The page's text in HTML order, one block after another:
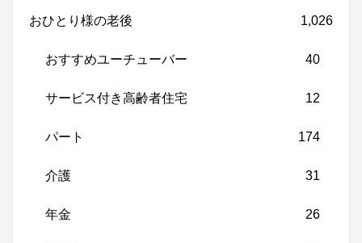
おひとり様の老後 1,026
おすすめユーチューバー 40
サービス付き高齢者住宅 12
パート 174
介護 31
年金 26